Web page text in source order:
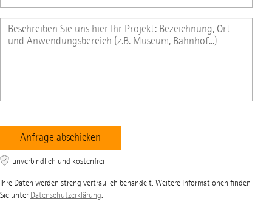
unverbindlich und kostenfrei
Ihre Daten werden streng vertraulich behandelt. Weitere Informationen finden
Sie unter Datenschutzerklärung.